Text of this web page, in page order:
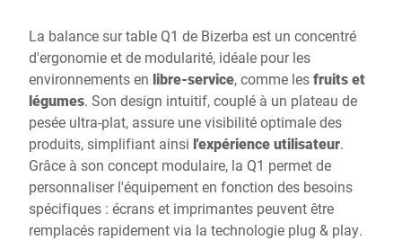
La balance sur table Q1 de Bizerba est un concentré
d'ergonomie et de modularité, idéale pour les
environnements en libre-service, comme lesfruits et
légumes. Son design intuitif, couplé à un plateau de
pesée ultra-plat, assure une visibilité optimale des
produits, simplifiant ainsi l'expérience utilisateur.
Grâce à son concept modulaire, la Q1 permet de
personnaliser l'équipement en fonction des besoins
spécifiques : écrans et imprimantes peuvent être
remplacés rapidement via la technologie plug & play.